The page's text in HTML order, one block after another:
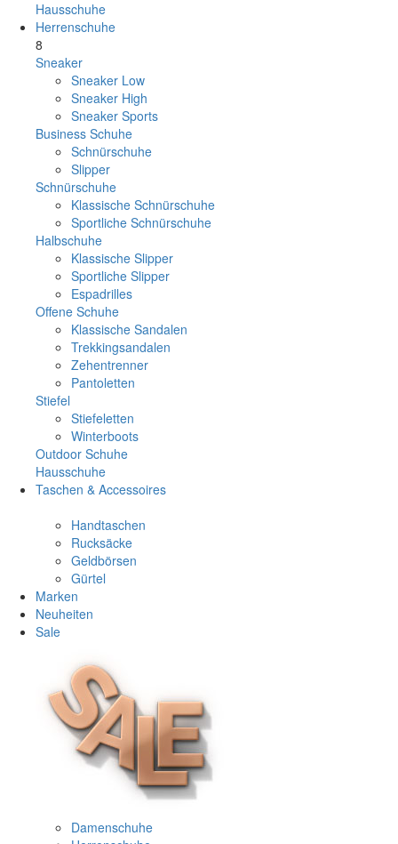
Hausschuhe
Herrenschuhe
8
Sneaker
Sneaker Low
Sneaker High
Sneaker Sports
Business Schuhe
Schnürschuhe
Slipper
Schnürschuhe
Klassische Schnürschuhe
Sportliche Schnürschuhe
Halbschuhe
Klassische Slipper
Sportliche Slipper
Espadrilles
Offene Schuhe
Klassische Sandalen
Trekkingsandalen
Zehentrenner
Pantoletten
Stiefel
Stiefeletten
Winterboots
Outdoor Schuhe
Hausschuhe
Taschen & Accessoires
Handtaschen
Rucksäcke
Geldbörsen
Gürtel
Marken
Neuheiten
Sale
Damenschuhe